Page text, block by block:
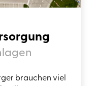
brauchen viel